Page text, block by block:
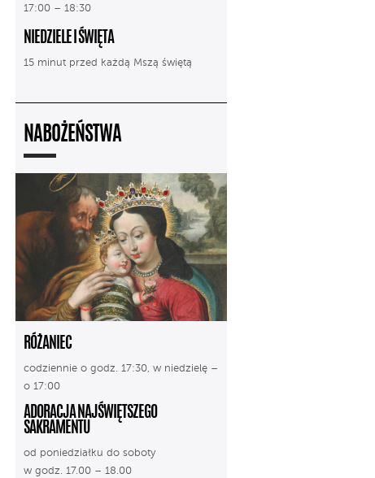
17:00 – 18:30
NIEDZIELE I ŚWIĘTA
15 minut przed każdą Mszą świętą
NABOŻEŃSTWA
RÓŻANIEC
codziennie o godz. 17:30, w niedzielę –
o 17:00
ADORACJA NAJŚWIĘTSZEGO
SAKRAMENTU
od poniedziałku do soboty
w godz. 17.00 – 18.00